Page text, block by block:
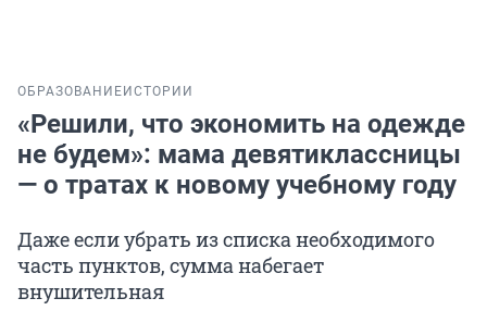
ОБРАЗОВАНИЕ ИСТОРИИ
«Решили, что экономить на одежде
не будем»: мама девятиклассницы
— о тратах к новому учебному году
Даже если убрать из списка необходимого
часть пунктов, сумма набегает
внушительная